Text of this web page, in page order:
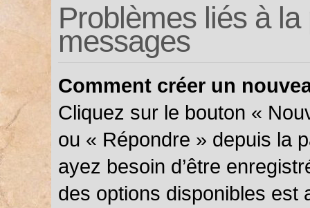
Problèmes liés à
messages
Comment créer un
Cliquez sur le bouton «
ou « Répondre » depuis la
ayez besoin d’être
des options disponibles est